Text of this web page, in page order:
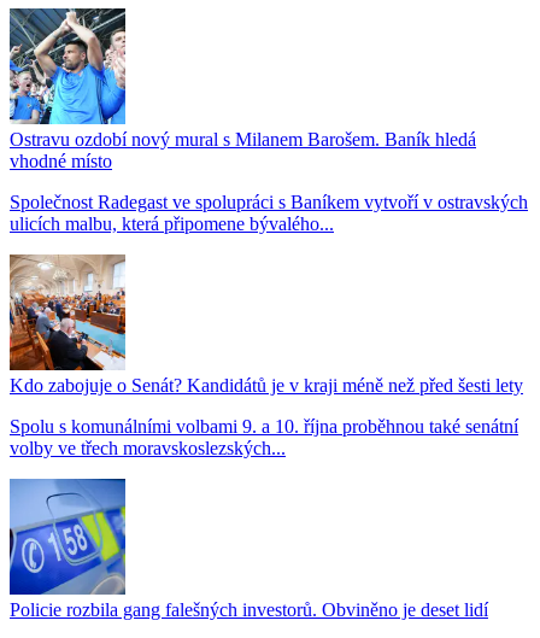
Ostravu ozdobí nový mural s Milanem Barošem. Baník hledá
vhodné místo
Společnost Radegast ve spolupráci s Baníkem vytvoří v ostravských
ulicích malbu, která připomene bývalého...
Kdo zabojuje o Senát? Kandidátů je v kraji méně než před šesti lety
Spolu s komunálními volbami 9. a 10. října proběhnou také senátní
volby ve třech moravskoslezských...
Policie rozbila gang falešných investorů. Obviněno je deset lidí